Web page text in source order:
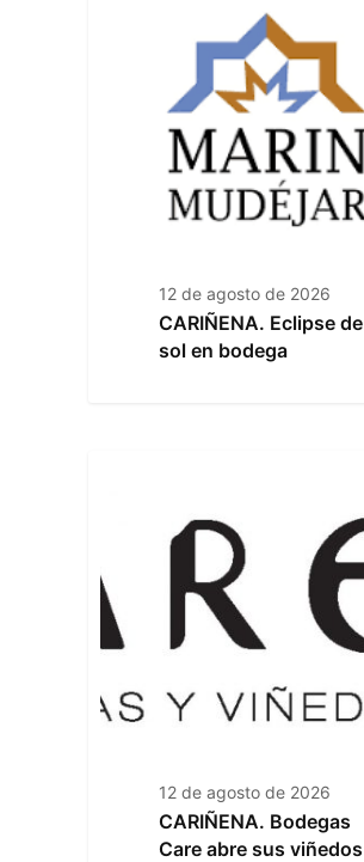
12 de agosto de 2026
CARIÑENA. Eclipse de
sol en bodega
12 de agosto de 2026
CARIÑENA. Bodegas
Care abre sus viñedos